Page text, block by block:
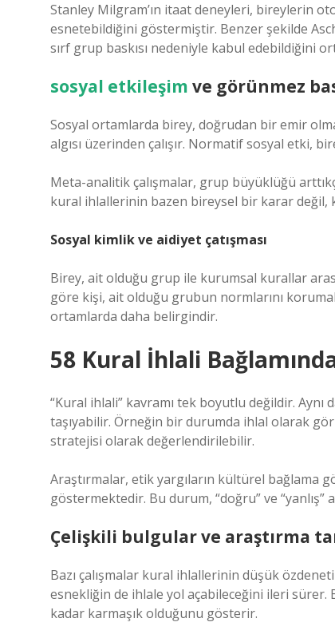
Stanley Milgram’ın itaat deneyleri, bireylerin
esnetebildiğini göstermiştir. Benzer şekilde
sırf grup baskısı nedeniyle kabul edebildiğini
sosyal etkileşim ve görünmez
Sosyal ortamlarda birey, doğrudan bir emir
algısı üzerinden çalışır. Normatif sosyal etki,
Meta-analitik çalışmalar, grup büyüklüğü
kural ihlallerinin bazen bireysel bir karar
Sosyal kimlik ve aidiyet çatışması
Birey, ait olduğu grup ile kurumsal kurallar
göre kişi, ait olduğu grubun normlarını
ortamlarda daha belirgindir.
58 Kural İhlali
“Kural ihlali” kavramı tek boyutlu değildir.
taşıyabilir. Örneğin bir durumda ihlal olarak
stratejisi olarak değerlendirilebilir.
Araştırmalar, etik yargıların kültürel bağlama
göstermektedir. Bu durum, “doğru” ve
Çelişkili bulgular ve araştırma
Bazı çalışmalar kural ihlallerinin düşük
esnekliğin de ihlale yol açabileceğini ileri sürer.
kadar karmaşık olduğunu gösterir.